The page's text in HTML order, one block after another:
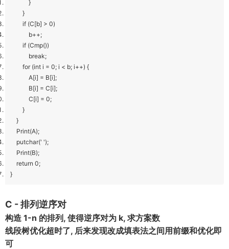
}
}
if (C[b] > 0)
b++;
if (Cmp())
break;
for (int i = 0; i < b; i++) {
A[i] = B[i];
B[i] = C[i];
C[i] = 0;
}
}
Print(A);
putchar(' ');
Print(B);
return 0;
}
C - 排列逆序对
构造 1-n 的排列, 使得逆序对为 k, 求方案数
线段树优化超时了, 后来发现改成填表法之间用前缀和优化即
可